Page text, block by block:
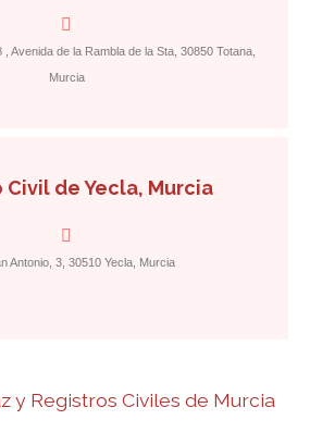
Avenida de la Rambla de la Sta, 30850 Totana,
Murcia
Civil de Yecla, Murcia
Antonio, 3, 30510 Yecla, Murcia
y Registros Civiles de Murcia